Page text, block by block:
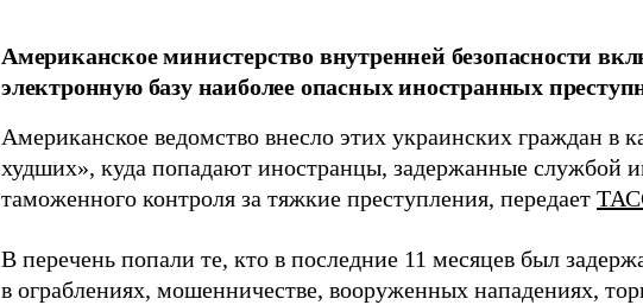
Американское министерство внутренней безопасности
электронную базу наиболее опасных иностранных
Американское ведомство внесло этих украинских граждан в
худших», куда попадают иностранцы, задержанные службой
таможенного контроля за тяжкие преступления, передает
В перечень попали те, кто в последние 11 месяцев был
в ограблениях, мошенничестве, вооруженных нападениях,